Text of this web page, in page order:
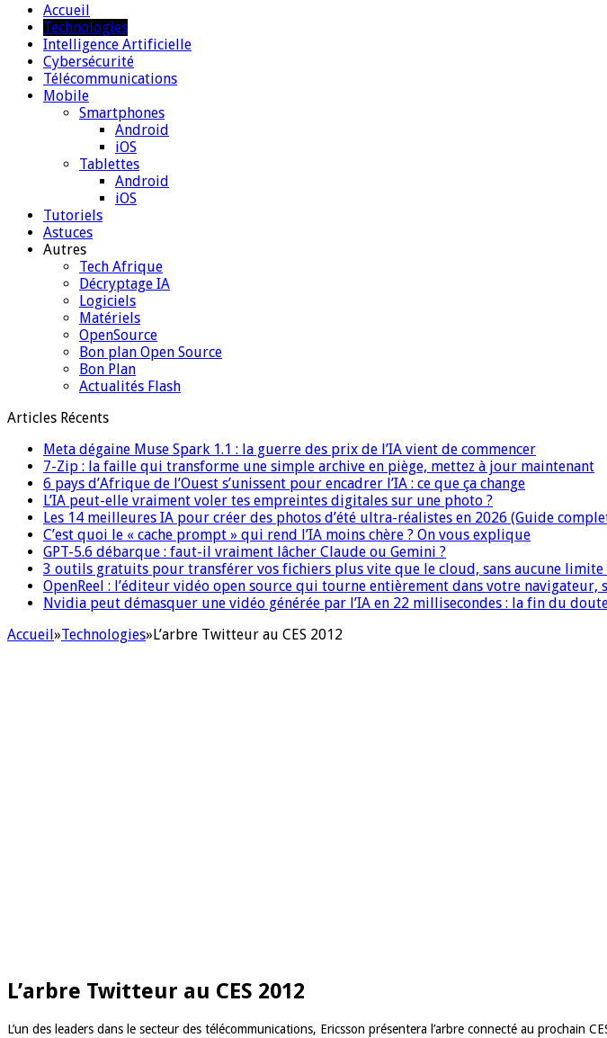
Accueil
Technologies
Intelligence Artificielle
Cybersécurité
Télécommunications
Mobile
Smartphones
Android
iOS
Tablettes
Android
iOS
Tutoriels
Astuces
Autres
Tech Afrique
Décryptage IA
Logiciels
Matériels
OpenSource
Bon plan Open Source
Bon Plan
Actualités Flash
Articles Récents
Meta dégaine Muse Spark 1.1 : la guerre des prix de l’IA vient de commencer
7-Zip : la faille qui transforme une simple archive en piège, mettez à jour maintenant
6 pays d’Afrique de l’Ouest s’unissent pour encadrer l’IA : ce que ça change
L’IA peut-elle vraiment voler tes empreintes digitales sur une photo ?
Les 14 meilleures IA pour créer des photos d’été ultra-réalistes en 2026 (Guide
C’est quoi le « cache prompt » qui rend l’IA moins chère ? On vous explique
GPT-5.6 débarque : faut-il vraiment lâcher Claude ou Gemini ?
3 outils gratuits pour transférer vos fichiers plus vite que le cloud, sans aucune
OpenReel : l’éditeur vidéo open source qui tourne entièrement dans votre navigateur,
Nvidia peut démasquer une vidéo générée par l’IA en 22 millisecondes : la fin du
Accueil»Technologies»L’arbre Twitteur au CES 2012
L’arbre Twitteur au CES 2012
L’un des leaders dans le secteur des télécommunications, Ericsson présentera l’arbre connecté au prochain